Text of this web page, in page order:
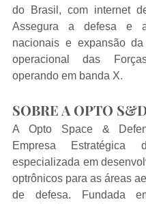
do Brasil, com internet
Assegura a defesa e
nacionais e expansão da
operacional das
operando em banda X.
SOBRE A OPTO
A Opto Space &
Empresa Estratégica
especializada em
optrônicos para as áreas
de defesa. Fundada